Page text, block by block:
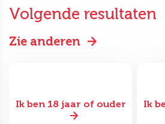
Volgende resultaten
Zie anderen
Ik ben 18 jaar of ouder Ik